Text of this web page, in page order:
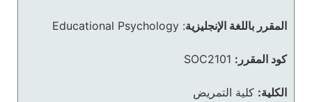
المقرر باللغة الإنجليزية:
Educational Psychology
كود المقرر: SOC2101
الكلية: كلية التمريض